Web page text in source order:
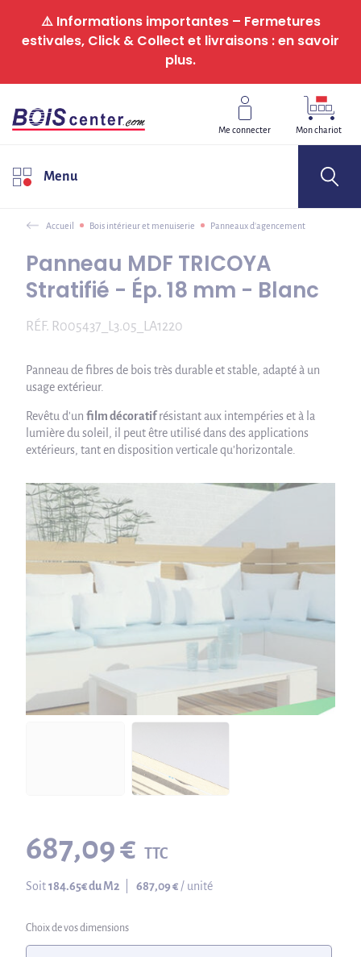
⚠️ Informations importantes – Fermetures
estivales, Click & Collect et livraisons : en savoir
plus.
Me connecter Mon chariot
Menu
Accueil Bois intérieur et menuiserie Panneaux d'agencement
Panneau MDF TRICOYA
Stratifié - Ép. 18 mm - Blanc
RÉF. R005437_L3.05_LA1220
Panneau de fibres de bois très durable et stable, adapté à un
usage extérieur.
Revêtu d'unfilm décoratifrésistant aux intempéries et à la
lumière du soleil, il peut être utilisé dans des applications
extérieurs, tant en disposition verticale qu'horizontale.
687,09 € TTC
Soit184.65€ du M2 687,09 € / unité
Choix de vos dimensions